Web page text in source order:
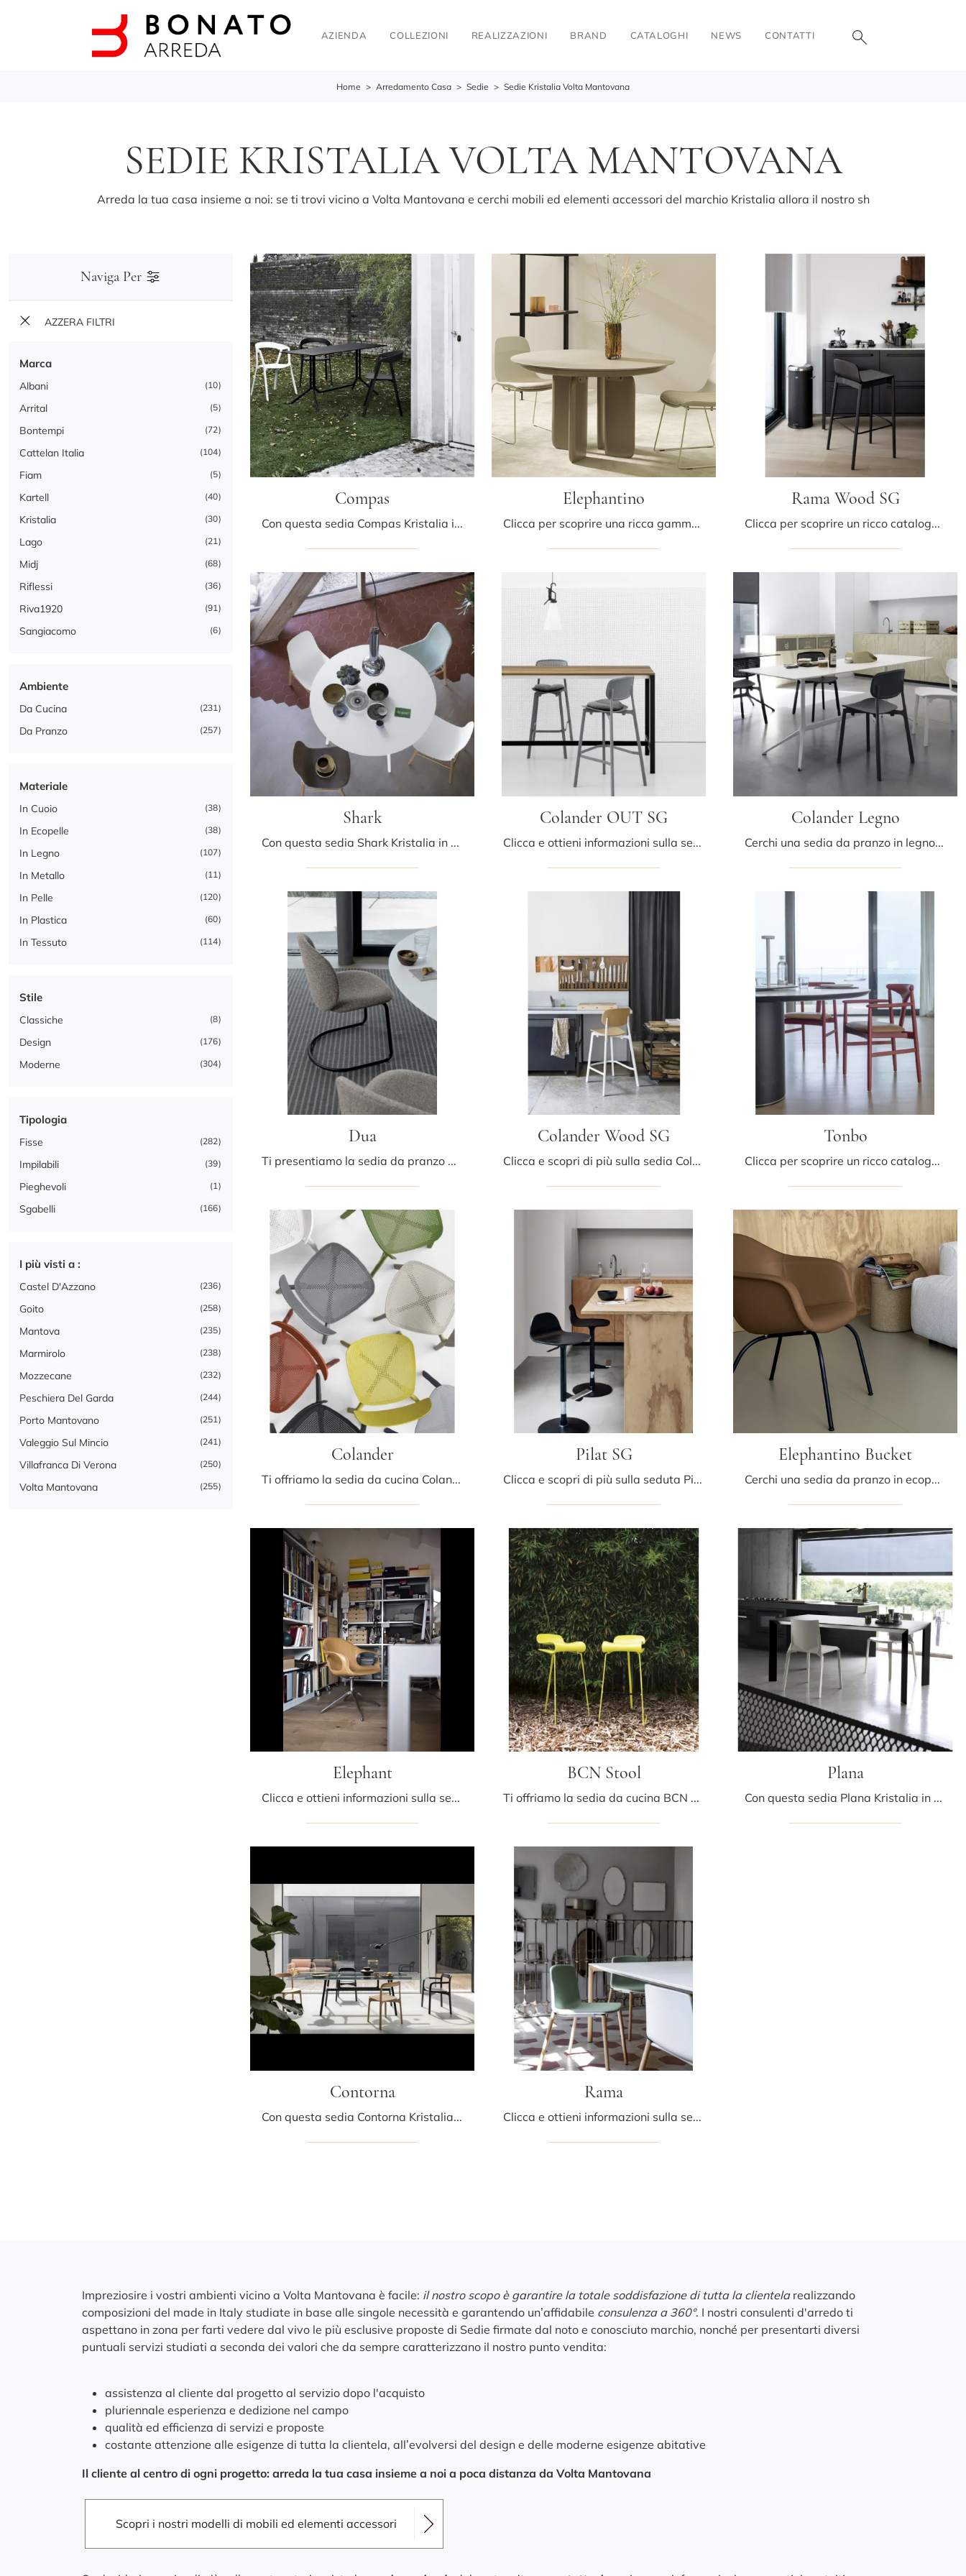
AZIENDA COLLEZIONI REALIZZAZIONI BRAND CATALOGHI NEWS CONTATTI
Home > Arredamento Casa > Sedie > Sedie Kristalia Volta Mantovana
SEDIE KRISTALIA VOLTA MANTOVANA
Arreda la tua casa insieme a noi: se ti trovi vicino a Volta Mantovana e cerchi mobili ed elementi accessori del marchio Kristalia allora il nostro sh
Naviga Per
AZZERA FILTRI
Marca
Albani 10
Arrital 5
Bontempi 72
Cattelan Italia 104
Fiam 5
Kartell 40
Kristalia 30
Lago 21
Midj 68
Riflessi 36
Riva1920 91
Sangiacomo 6
Ambiente
Da Cucina 231
Da Pranzo 257
Materiale
In Cuoio 38
In Ecopelle 38
In Legno 107
In Metallo 11
In Pelle 120
In Plastica 60
In Tessuto 114
Stile
Classiche 8
Design 176
Moderne 304
Tipologia
Fisse 282
Impilabili 39
Pieghevoli 1
Sgabelli 166
I più visti a :
Castel D'Azzano 236
Goito 258
Mantova 235
Marmirolo 238
Mozzecane 232
Peschiera Del Garda 244
Porto Mantovano 251
Valeggio Sul Mincio 241
Villafranca Di Verona 250
Volta Mantovana 255
Compas
Con questa sedia Compas Kristalia in plastica, una delle nostre sedute impilabili design, potrai impreziosire i tuoi spazi.
Elephantino
Clicca per scoprire una ricca gamma di sedie impilabili per stanze moderne: il modello Elephantino di Kristalia ti sta aspettando!
Rama Wood SG
Clicca per scoprire un ricco catalogo di sedie sgabelli per stanze moderne: il modello Rama Wood SG di Kristalia ti sta aspettando!
Shark
Con questa sedia Shark Kristalia in plastica, una tra le nostre sedute fisse design, potrai valorizzare i tuoi interni.
Colander OUT SG
Clicca e ottieni informazioni sulla seduta Colander OUT SG di Kristalia in plastica: le più originali Sedie sgabelli moderne ti aspettano.
Colander Legno
Cerchi una sedia da pranzo in legno? Clicca e scopri il modello Colander Legno di Kristalia per completare i tuoi interni ottimamente.
Dua
Ti presentiamo la sedia da pranzo Dua per ambientazioni moderne, tra le più belle Sedie fisse di Kristalia.
Colander Wood SG
Clicca e scopri di più sulla sedia Colander Wood SG di Kristalia in legno: le più originali Sedie sgabelli moderne ti aspettano.
Tonbo
Clicca per scoprire un ricco catalogo di sedie fisse per stanze design: il modello Tonbo di Kristalia ti sta aspettando!
Colander
Ti offriamo la sedia da cucina Colander per ambientazioni moderne, tra le più esclusive Sedie impilabili di Kristalia.
Pilat SG
Clicca e scopri di più sulla seduta Pilat SG di Kristalia in legno: le più belle Sedie sgabelli moderne ti attendono.
Elephantino Bucket
Cerchi una sedia da pranzo in ecopelle? Clicca e scopri il modello Elephantino Bucket di Kristalia per ultimare i tuoi locali ottimamente.
Elephant
Clicca e ottieni informazioni sulla seduta Elephant di Kristalia in cuoio: le più belle Sedie fisse design ti aspettano.
BCN Stool
Ti offriamo la sedia da cucina BCN Stool per ambientazioni design, tra le più belle Sedie sgabelli di Kristalia.
Plana
Con questa sedia Plana Kristalia in plastica, una tra le nostre sedute impilabili moderne, potrai arricchire i tuoi interni.
Contorna
Con questa sedia Contorna Kristalia in legno, una delle nostre sedute impilabili moderne, potrai valorizzare i tuoi interni.
Rama
Clicca e ottieni informazioni sulla sedia Rama di Kristalia in plastica: le più originali Sedie impilabili moderne ti aspettano.
Impreziosire i vostri ambienti vicino a Volta Mantovana è facile: il nostro scopo è garantire la totale soddisfazione di tutta la clientelarealizzando
composizioni del made in Italy studiate in base alle singole necessità e garantendo un’affidabile consulenza a 360°. I nostri consulenti d'arredo ti
aspettano in zona per farti vedere dal vivo le più esclusive proposte di Sedie firmate dal noto e conosciuto marchio, nonché per presentarti diversi
puntuali servizi studiati a seconda dei valori che da sempre caratterizzano il nostro punto vendita:
assistenza al cliente dal progetto al servizio dopo l'acquisto
pluriennale esperienza e dedizione nel campo
qualità ed efficienza di servizi e proposte
costante attenzione alle esigenze di tutta la clientela, all’evolversi del design e delle moderne esigenze abitative
Il cliente al centro di ogni progetto: arreda la tua casa insieme a noi a poca distanza da Volta Mantovana
Scopri i nostri modelli di mobili ed elementi accessori